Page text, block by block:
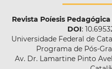
Revista Poíesis Pedagógica
DOI:
Universidade Federal de
Programa de Pós-
Av. Dr. Lamartine Pinto